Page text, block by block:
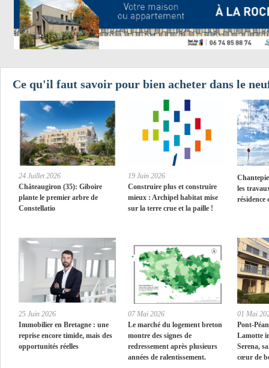
Ce qu'il faut savoir pour bien acheter dans le
24 Juillet 2026
Châteaugiron (35): Giboire
plante le premier arbre de
Constellatio
19 Juin 2026
Construire plus et construire
mieux : Archipel habitat mise
sur la terre crue et la paille !
les
résidence
25 Juin 2026
Immobilier en Bretagne : une
reprise encore timide, mais des
opportunités réelles
07 Mai 2026
Le marché du logement breton
montre des signes de
redressement après plusieurs
années de ralentissement.
01 Mai
Pont-
Lamotte
Serena,
cœur de